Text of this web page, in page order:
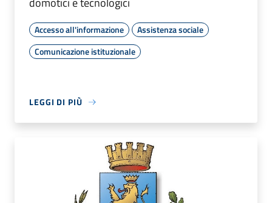
Accesso all'informazione
Assistenza sociale
Comunicazione istituzionale
LEGGI DI PIÙ